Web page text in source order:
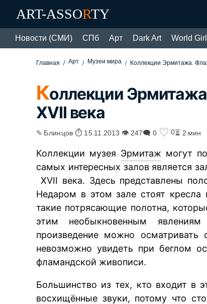
ART-ASSORTY
Новости (СМИ) СПб Арт Dark Art World
Главная Арт Музеи мира Коллекции Эрмитажа.
Коллекции
XVII века
✎ Блинцов ⏱ 15.11.2013 👁 247🗨 0 ♡ 0⏳ 2 мин
Коллекции музея Эрмитаж могут
самых интересных залов является
XVII века. Здесь представлены
Недаром в этом зале стоят
такие потрясающие полотна,
этим необыкновенным
произведение можно осматривать
невозможно увидеть при беглом
фламандской живописи.
Большинство из тех, кто входит в
восхищённые звуки, потому что